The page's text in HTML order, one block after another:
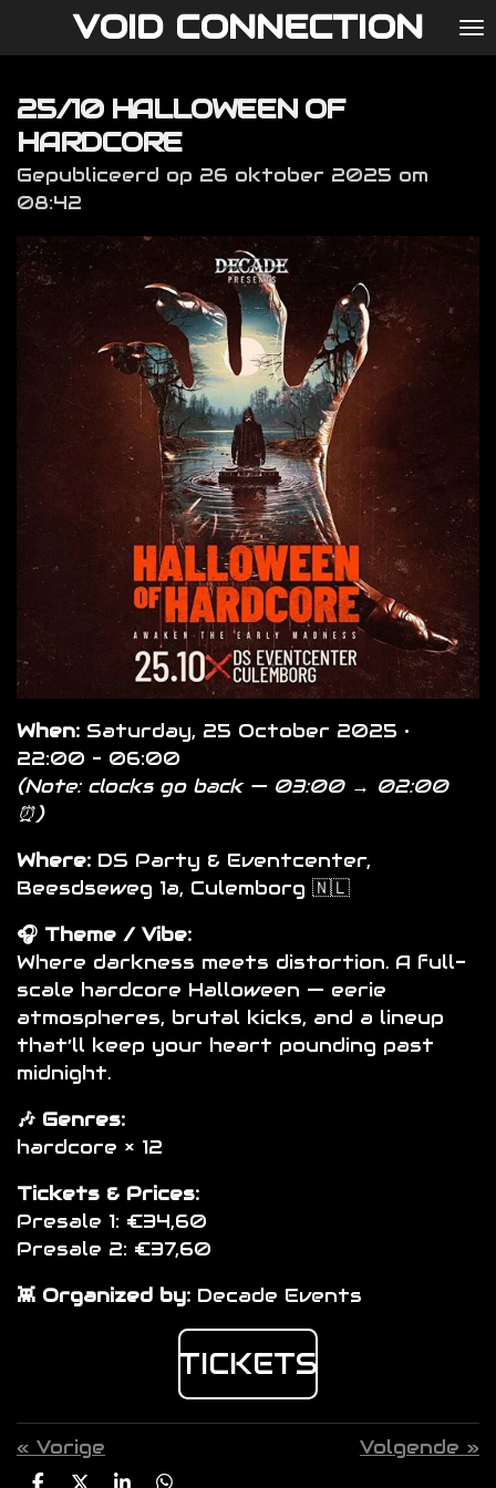
direct
de
hoofdinhoud
VOID CONNECTION
25/10 HALLOWEEN OF
HARDCORE
Gepubliceerd op 26 oktober 2025 om
08:42
When: Saturday, 25 October 2025 •
22:00 – 06:00
(Note: clocks go back — 03:00 → 02:00
⏰)
Where: DS Party & Eventcenter,
Beesdseweg 1a, Culemborg 🇳🇱
🎧 Theme / Vibe:
Where darkness meets distortion. A full-
scale hardcore Halloween — eerie
atmospheres, brutal kicks, and a lineup
that’ll keep your heart pounding past
midnight.
🎶 Genres:
hardcore × 12
Tickets & Prices:
Presale 1: €34,60
Presale 2: €37,60
👾 Organized by: Decade Events
TICKETS
« Vorige Volgende »